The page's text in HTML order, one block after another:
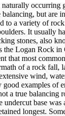
but are
a variety of
It usually
stones, also
the Logan
that most
of a rock fall,
wind,
examples
a true
undercut base
longest.